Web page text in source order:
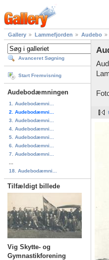
Gallery Lammefjorden Audebo
Avanceret Søgning
Start Fremvisning
Audebodæmningen
1. Audebodæmni...
2. Audebodæmni...
3. Audebodæmni...
4. Audebodæmni...
5. Audebodæmni...
6. Audebodæmni...
7. Audebodæmni...
18. Audebodæmni...
Tilfældigt billede
Vig Skytte- og
Gymnastikforening